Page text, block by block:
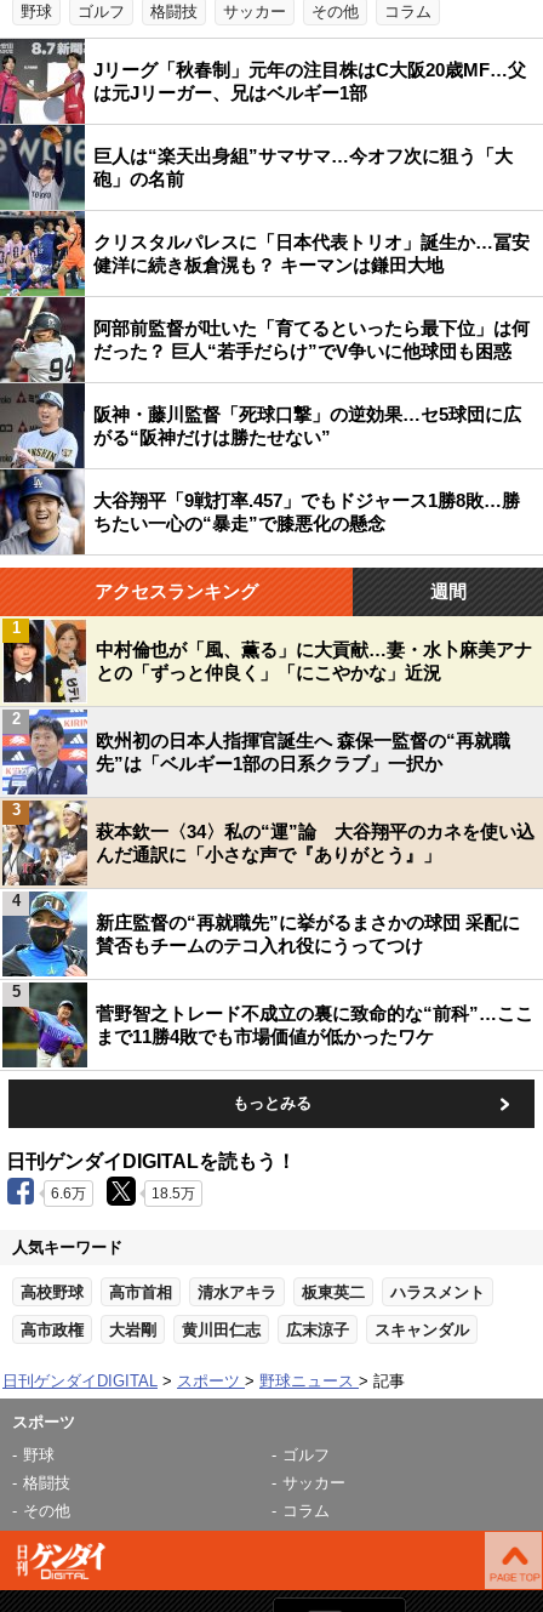
野球 ゴルフ 格闘技 サッカー その他 コラム
Jリーグ「秋春制」元年の注目株はC大阪20歳MF…父
は元Jリーガー、兄はベルギー1部
巨人は“楽天出身組”サマサマ…今オフ次に狙う「大
砲」の名前
クリスタルパレスに「日本代表トリオ」誕生か…冨安
健洋に続き板倉滉も？ キーマンは鎌田大地
阿部前監督が吐いた「育てるといったら最下位」は何
だった？ 巨人“若手だらけ”でV争いに他球団も困惑
阪神・藤川監督「死球口撃」の逆効果…セ5球団に広
がる“阪神だけは勝たせない”
大谷翔平「9戦打率.457」でもドジャース1勝8敗…勝
ちたい一心の“暴走”で膝悪化の懸念
アクセスランキング 週間
中村倫也が「風、薫る」に大貢献…妻・水卜麻美アナ
との「ずっと仲良く」「にこやかな」近況
1
欧州初の日本人指揮官誕生へ 森保一監督の“再就職
先”は「ベルギー1部の日系クラブ」一択か
2
萩本欽一〈34〉私の“運”論 大谷翔平のカネを使い込
んだ通訳に「小さな声で『ありがとう』」
3
新庄監督の“再就職先”に挙がるまさかの球団 采配に
賛否もチームのテコ入れ役にうってつけ
4
菅野智之トレード不成立の裏に致命的な“前科”…ここ
まで11勝4敗でも市場価値が低かったワケ
5
もっとみる
日刊ゲンダイDIGITALを読もう！
6.6万 18.5万
人気キーワード
高校野球 高市首相 清水アキラ 板東英二 ハラスメント
高市政権 大岩剛 黄川田仁志 広末涼子 スキャンダル
日刊ゲンダイDIGITAL スポーツ 野球ニュース 記事
スポーツ
野球
ゴルフ
格闘技
サッカー
その他
コラム